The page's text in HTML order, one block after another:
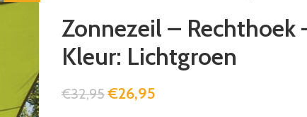
Zonnezeil – Rechthoek
Kleur: Lichtgroen
€32,95 €26,95